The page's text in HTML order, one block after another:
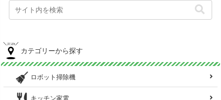
カテゴリーから探す
ロボット掃除機
キッチン家電